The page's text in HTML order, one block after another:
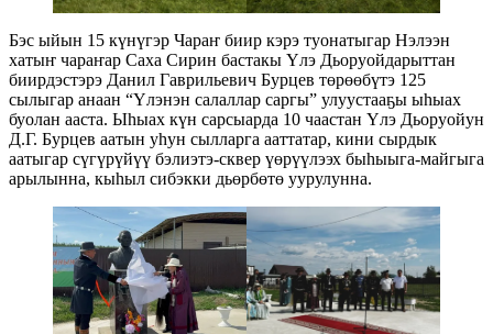
Бэс ыйын 15 күнүгэр Чараҥ биир кэрэ туонатыгар Нэлээн
хатыҥ чараҥар Саха Сирин бастакы Үлэ Дьоруойдарыттан
биирдэстэрэ Данил Гаврильевич Бурцев төрөөбүтэ 125
сылыгар анаан “Үлэнэн салаллар саргы” улуустааҕы ыһыах
буолан ааста. Ыһыах күн сарсыарда 10 чаастан Үлэ Дьоруойун
Д.Г. Бурцев аатын уһун сылларга ааттатар, кини сырдык
аатыгар сүгүрүйүү бэлиэтэ-сквер үөрүүлээх быһыыга-майгыга
арылынна, кыһыл сибэкки дьөрбөтө уурулунна.